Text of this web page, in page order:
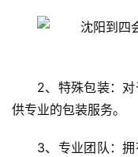
2、特殊包装：
供专业的包装服务。
3、专业团队：